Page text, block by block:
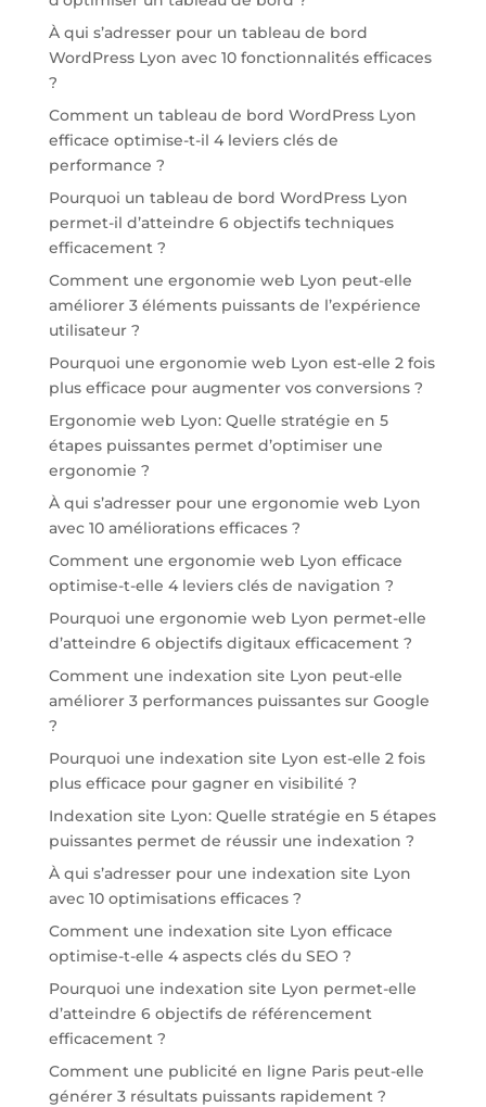
À qui s’adresser pour un tableau de bord
WordPress Lyon avec 10 fonctionnalités efficaces
?
Comment un tableau de bord WordPress Lyon
efficace optimise-t-il 4 leviers clés de
performance ?
Pourquoi un tableau de bord WordPress Lyon
permet-il d’atteindre 6 objectifs techniques
efficacement ?
Comment une ergonomie web Lyon peut-elle
améliorer 3 éléments puissants de l’expérience
utilisateur ?
Pourquoi une ergonomie web Lyon est-elle 2 fois
plus efficace pour augmenter vos conversions ?
Ergonomie web Lyon: Quelle stratégie en 5
étapes puissantes permet d’optimiser une
ergonomie ?
À qui s’adresser pour une ergonomie web Lyon
avec 10 améliorations efficaces ?
Comment une ergonomie web Lyon efficace
optimise-t-elle 4 leviers clés de navigation ?
Pourquoi une ergonomie web Lyon permet-elle
d’atteindre 6 objectifs digitaux efficacement ?
Comment une indexation site Lyon peut-elle
améliorer 3 performances puissantes sur Google
?
Pourquoi une indexation site Lyon est-elle 2 fois
plus efficace pour gagner en visibilité ?
Indexation site Lyon: Quelle stratégie en 5 étapes
puissantes permet de réussir une indexation ?
À qui s’adresser pour une indexation site Lyon
avec 10 optimisations efficaces ?
Comment une indexation site Lyon efficace
optimise-t-elle 4 aspects clés du SEO ?
Pourquoi une indexation site Lyon permet-elle
d’atteindre 6 objectifs de référencement
efficacement ?
Comment une publicité en ligne Paris peut-elle
générer 3 résultats puissants rapidement ?